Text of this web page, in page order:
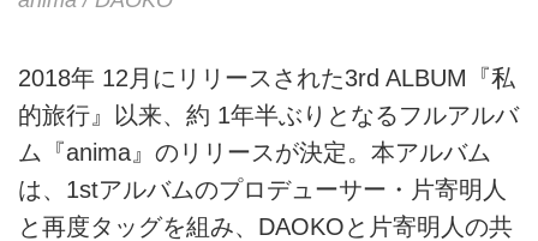
2018年 12月にリリースされた3rd ALBUM『私
的旅行』以来、約 1年半ぶりとなるフルアルバ
ム『anima』のリリースが決定。本アルバム
は、1stアルバムのプロデューサー・片寄明人
と再度タッグを組み、DAOKOと片寄明人の共